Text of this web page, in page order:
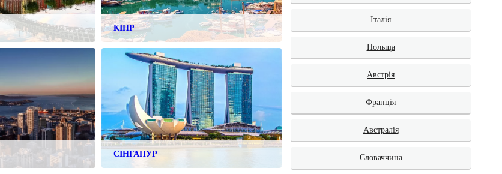
КІПР
СІНГАПУР
Італія
Польща
Австрія
Франція
Австралія
Словаччина